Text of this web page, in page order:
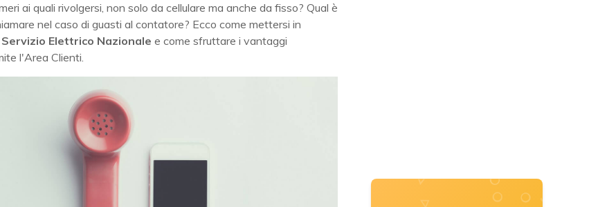
ai quali rivolgersi, non solo da cellulare ma anche da fisso? Qual è
nel caso di guasti al contatore? Ecco come mettersi in
Servizio Elettrico Nazionale e come sfruttare i vantaggi
l'Area Clienti.